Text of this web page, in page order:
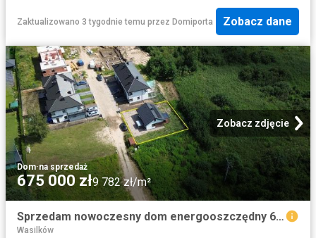
Zaktualizowano 3 tygodnie temu przez Domiporta Zobacz dane
Zobacz zdjęcie
Dom·na sprzedaż
675 000 zł9 782 zł/m²
Sprzedam nowoczesny dom energooszczędny 69 m² w Sochoniach
Wasilków